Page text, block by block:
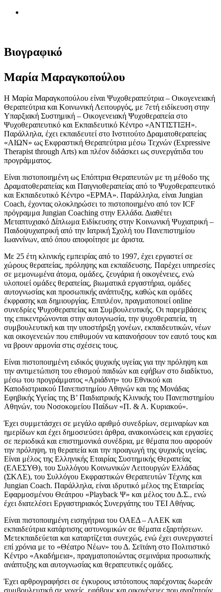
Βιογραφικό
Μαρία Μαραγκοπούλου
Η Μαρία Μαραγκοπούλου είναι Ψυχοθεραπεύτρια – Οικογενειακή
Θεραπεύτρια και Κοινωνική Λειτουργός, με 7ετή ειδίκευση στην
Υπαρξιακή Συστημική – Οικογενειακή Ψυχοθεραπεία στο
Ψυχοθεραπευτικό και Εκπαιδευτικό Κέντρο «ΑΝΤΙΣΤΙΞΗ».
Παράλληλα, έχει εκπαιδευτεί στο Ινστιτούτο Δραματοθεραπείας
«ΑΙΩΝ» ως Εκφραστική Θεραπεύτρια μέσω Τεχνών (Expressive
Therapist through Arts) και πλέον διδάσκει ως συνεργάτιδα του
προγράμματος.
Είναι πιστοποιημένη ως Επόπτρια Θεραπευτών με τη μέθοδο της
Δραματοθεραπείας και Παιγνιοθεραπείας από το Ψυχοθεραπευτικό
και Εκπαιδευτικό Κέντρο «ΕΡΜΑ». Παράλληλα, είναι Jungian
Coach, έχοντας ολοκληρώσει το πιστοποιημένο από τον ICF
πρόγραμμα Jungian Coaching στην Ελλάδα. Διαθέτει
Μεταπτυχιακό Δίπλωμα Ειδίκευσης στην Κοινωνική Ψυχιατρική –
Παιδοψυχιατρική από την Ιατρική Σχολή του Πανεπιστημίου
Ιωαννίνων, από όπου αποφοίτησε με άριστα.
Με 25 έτη κλινικής εμπειρίας από το 1997, έχει εργαστεί σε
χώρους θεραπείας, πρόληψης και εκπαίδευσης. Παρέχει υπηρεσίες
σε μεμονωμένα άτομα, ομάδες, ζευγάρια ή οικογένειες, ενώ
υλοποιεί ομάδες θεραπείας, βιωματικά εργαστήρια, ομάδες
αυτογνωσίας και προσωπικής ανάπτυξης, καθώς και ομάδες
έκφρασης και δημιουργίας. Επιπλέον, πραγματοποιεί online
συνεδρίες Ψυχοθεραπείας και Συμβουλευτικής. Οι παρεμβάσεις
της επικεντρώνονται στην αυτογνωσία, την ψυχοθεραπεία, τη
συμβουλευτική και την υποστήριξη γονέων, εκπαιδευτικών, νέων
και οικογενειών που επιθυμούν να κατανοήσουν τον εαυτό τους και
να βρουν αρμονία στις σχέσεις τους.
Είναι πιστοποιημένη ειδικός ψυχικής υγείας για την πρόληψη και
την αντιμετώπιση του εθισμού παιδιών και εφήβων στο διαδίκτυο,
μέσω του προγράμματος «Αριάδνη» του Εθνικού και
Καποδιστριακού Πανεπιστημίου Αθηνών και της Μονάδας
Εφηβικής Υγείας της Β’ Παιδιατρικής Κλινικής του Πανεπιστημίου
Αθηνών, του Νοσοκομείου Παίδων «Π. & Α. Κυριακού».
Έχει συμμετάσχει σε μεγάλο αριθμό συνεδρίων, σεμιναρίων και
ημερίδων και έχει δημοσιεύσει άρθρα, ανακοινώσεις και εργασίες
σε περιοδικά και επιστημονικά συνέδρια, με θέματα που αφορούν
την πρόληψη, τη θεραπεία και την προαγωγή της ψυχικής υγείας.
Είναι μέλος της Ελληνικής Εταιρίας Συστημικής Θεραπείας
(ΕΛΕΣΥΘ), του Συλλόγου Κοινωνικών Λειτουργών Ελλάδας
(ΣΚΛΕ), του Συλλόγου Εκφραστικών Θεραπευτών Τέχνης και
Jungian Coach. Παράλληλα, είναι ιδρυτικό μέλος της Εταιρείας
Εφαρμοσμένου Θεάτρου «Playback Ψ» και μέλος του Δ.Σ., ενώ
έχει διατελέσει Εργαστηριακός Συνεργάτης του ΤΕΙ Αθήνας.
Είναι πιστοποιημένη εισηγήτρια του ΟΑΕΔ – ΛΑΕΚ και
εκπαιδεύτρια κατάρτισης αστυνομικών σε θέματα εξαρτήσεων.
Μετεκπαιδεύεται και καταρτίζεται συνεχώς, ενώ έχει συνεργαστεί
επί χρόνια με το «Θέατρο Νέων» του Δ. Σεϊτάνη στο Πολιτιστικό
Κέντρο «Ακαδήμεια», πραγματοποιώντας σεμινάρια προσωπικής
ανάπτυξης και αυτογνωσίας και θεραπευτικές ομάδες.
Έχει αρθρογραφήσει σε έγκυρους ιστότοπους παρέχοντας δωρεάν
συμβουλευτική σε γονείς, εφήβους και οικογένειες που αναζητούν